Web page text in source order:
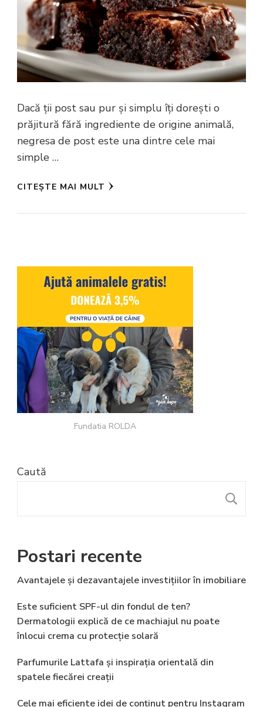
Dacă ții post sau pur și simplu îți dorești o
prăjitură fără ingrediente de origine animală,
negresa de post este una dintre cele mai
simple …
CITEȘTE MAI MULT
Fundatia ROLDA
Caută
Postari recente
Avantajele și dezavantajele investițiilor în imobiliare
Este suficient SPF-ul din fondul de ten?
Dermatologii explică de ce machiajul nu poate
înlocui crema cu protecție solară
Parfumurile Lattafa și inspirația orientală din
spatele fiecărei creații
Cele mai eficiente idei de conținut pentru Instagram